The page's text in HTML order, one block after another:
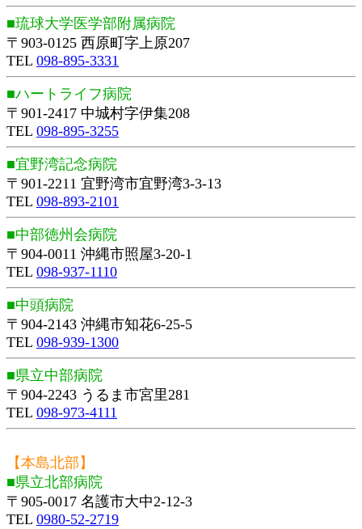
■琉球大学医学部附属病院
〒903-0125 西原町字上原207
TEL 098-895-3331
■ハートライフ病院
〒901-2417 中城村字伊集208
TEL 098-895-3255
■宜野湾記念病院
〒901-2211 宜野湾市宜野湾3-3-13
TEL 098-893-2101
■中部徳州会病院
〒904-0011 沖縄市照屋3-20-1
TEL 098-937-1110
■中頭病院
〒904-2143 沖縄市知花6-25-5
TEL 098-939-1300
■県立中部病院
〒904-2243 うるま市宮里281
TEL 098-973-4111
【本島北部】
■県立北部病院
〒905-0017 名護市大中2-12-3
TEL 0980-52-2719